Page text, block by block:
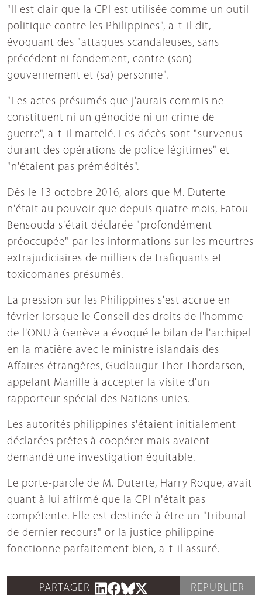
"Il est clair que la CPI est utilisée comme un outil
politique contre les Philippines", a-t-il dit,
évoquant des "attaques scandaleuses, sans
précédent ni fondement, contre (son)
gouvernement et (sa) personne".
"Les actes présumés que j'aurais commis ne
constituent ni un génocide ni un crime de
guerre", a-t-il martelé. Les décès sont "survenus
durant des opérations de police légitimes" et
"n'étaient pas prémédités".
Dès le 13 octobre 2016, alors que M. Duterte
n'était au pouvoir que depuis quatre mois, Fatou
Bensouda s'était déclarée "profondément
préoccupée" par les informations sur les meurtres
extrajudiciaires de milliers de trafiquants et
toxicomanes présumés.
La pression sur les Philippines s'est accrue en
février lorsque le Conseil des droits de l'homme
de l'ONU à Genève a évoqué le bilan de l'archipel
en la matière avec le ministre islandais des
Affaires étrangères, Gudlaugur Thor Thordarson,
appelant Manille à accepter la visite d'un
rapporteur spécial des Nations unies.
Les autorités philippines s'étaient initialement
déclarées prêtes à coopérer mais avaient
demandé une investigation équitable.
Le porte-parole de M. Duterte, Harry Roque, avait
quant à lui affirmé que la CPI n'était pas
compétente. Elle est destinée à être un "tribunal
de dernier recours" or la justice philippine
fonctionne parfaitement bien, a-t-il assuré.
PARTAGER REPUBLIER